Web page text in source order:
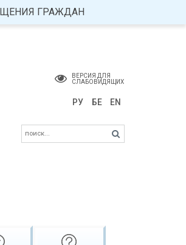
ГРАЖДАН
ВЕРСИЯ ДЛЯ
СЛАБОВИДЯЩИХ
РУ БЕ EN